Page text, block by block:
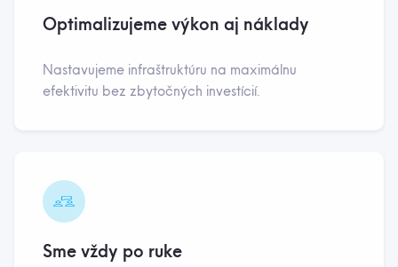
Optimalizujeme výkon aj náklady
Nastavujeme infraštruktúru na maximálnu
efektivitu bez zbytočných investícií.
Sme vždy po ruke